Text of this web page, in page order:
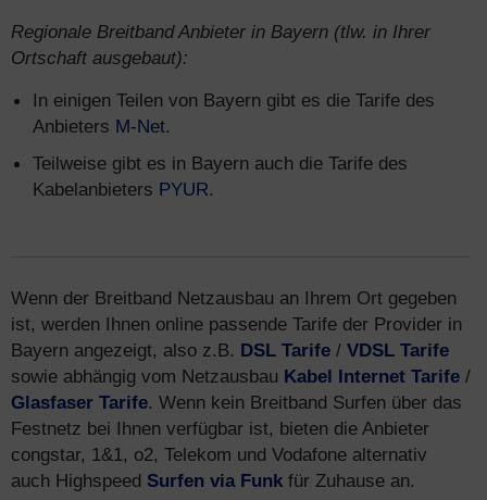
Regionale Breitband Anbieter in Bayern (tlw. in Ihrer
Ortschaft ausgebaut):
In einigen Teilen von Bayern gibt es die Tarife des
Anbieters M-Net.
Teilweise gibt es in Bayern auch die Tarife des
Kabelanbieters PYUR.
Wenn der Breitband Netzausbau an Ihrem Ort gegeben
ist, werden Ihnen online passende Tarife der Provider in
Bayern angezeigt, also z.B. DSL Tarife / VDSL Tarife
sowie abhängig vom Netzausbau Kabel Internet Tarife /
Glasfaser Tarife. Wenn kein Breitband Surfen über das
Festnetz bei Ihnen verfügbar ist, bieten die Anbieter
congstar, 1&1, o2, Telekom und Vodafone alternativ
auch Highspeed Surfen via Funk für Zuhause an.